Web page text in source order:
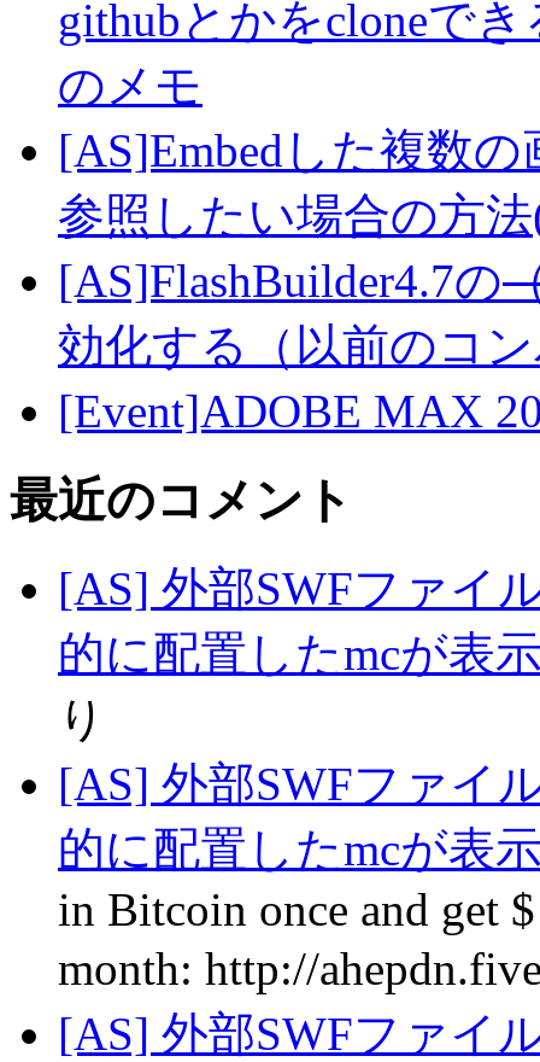
githubとかをcloneで
のメモ
[AS]Embedした複数
参照したい場合の方
[AS]FlashBuilder4.7の
効化する（以前のコ
[Event]ADOBE MAX
最近のコメント
[AS] 外部SWFファイ
的に配置したmcが表
り
[AS] 外部SWFファイ
的に配置したmcが表
in Вitcoin oncе аnd get
mоnth: http://
[AS] 外部SWFファイ